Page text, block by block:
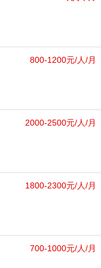
800-1200元/人/月
2000-2500元/人/月
1800-2300元/人/月
700-1000元/人/月